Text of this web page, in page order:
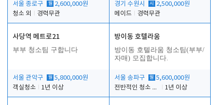
서울 종로구 월 2,600,000원
청소 외
경력무관
경기 수원시 시
2,500,000원
메이드
경력무관
사당역 메트로21
부부 청소팀 구합니다
서울 관악구 월 5,800,000원
객실청소
1년 이상
방이동 호텔라움
방이동 호텔라움 청소팀(부부/
자매) 모집합니다.
서울 송파구 월 5,600,000원
전반적인 청소 업무(객실청소.객실정리)
1년 이상